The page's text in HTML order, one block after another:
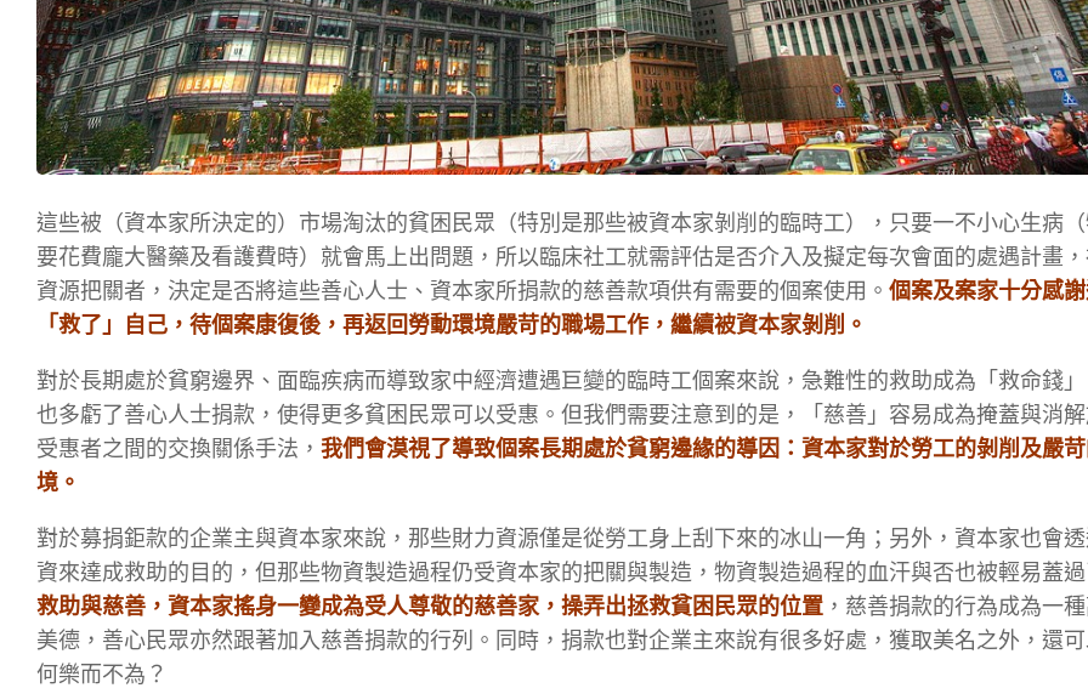
這些被（資本家所決定的）市場淘汰的貧困民眾（特別是那些被資本家剝削的臨時工），只要一不小心生病
要花費龐大醫藥及看護費時）就會馬上出問題，所以臨床社工就需評估是否介入及擬定每次會面的處遇計畫
資源把關者，決定是否將這些善心人士、資本家所捐款的慈善款項供有需要的個案使用。 個案及案家十分感
「救了」自己，待個案康復後，再返回勞動環境嚴苛的職場工作，繼續被資本家剝削。
對於長期處於貧窮邊界、面臨疾病而導致家中經濟遭遇巨變的臨時工個案來說，急難性的救助成為「救命錢
也多虧了善心人士捐款，使得更多貧困民眾可以受惠。但我們需要注意到的是，「慈善」容易成為掩蓋與消
受惠者之間的交換關係手法， 我們會漠視了導致個案長期處於貧窮邊緣的導因：資本家對於勞工的剝削及嚴
境。
對於募捐鉅款的企業主與資本家來說，那些財力資源僅是從勞工身上刮下來的冰山一角；另外，資本家也會
資來達成救助的目的，但那些物資製造過程仍受資本家的把關與製造，物資製造過程的血汗與否也被輕易蓋
救助與慈善，資本家搖身一變成為受人尊敬的慈善家，操弄出拯救貧困民眾的位置 ，慈善捐款的行為成為一
美德，善心民眾亦然跟著加入慈善捐款的行列。同時，捐款也對企業主來說有很多好處，獲取美名之外，還
何樂而不為？